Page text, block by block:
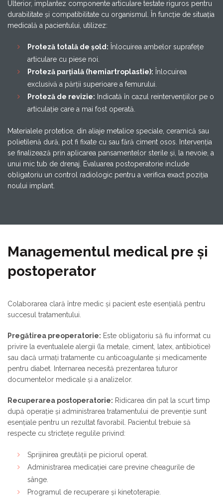
Ulterior, implantez componente articulare testate riguros pentru
durabilitate și compatibilitate cu organismul. În funcție de situația
medicală a pacientului, utilizez:
Proteză totală de șold: Înlocuirea ambelor suprafețe
articulare cu piese noi.
Proteză parțială (hemiartroplastie): Înlocuirea
exclusivă a părții superioare a femurului.
Proteză de revizie: Indicată în cazul reintervențiilor pe o
articulație care a mai fost operată.
Materialele protetice, din aliaje metalice speciale, ceramică sau
polietilenă dură, pot fi fixate cu sau fără ciment osos. Intervenția
se finalizează prin aplicarea pansamentelor sterile și, la nevoie, a
unui mic tub de drenaj. Evaluarea postoperatorie include
obligatoriu un control radiologic pentru a verifica exact poziția
noului implant.
Managementul medical pre și
postoperator
Colaborarea clară între medic și pacient este esențială pentru
succesul tratamentului.
Pregătirea preoperatorie: Este obligatoriu să fiu informat cu
privire la eventualele alergii (la metale, ciment, latex, antibiotice)
sau dacă urmați tratamente cu anticoagulante și medicamente
pentru diabet. Internarea necesită prezentarea tuturor
documentelor medicale și a analizelor.
Recuperarea postoperatorie: Ridicarea din pat la scurt timp
după operație și administrarea tratamentului de prevenție sunt
esențiale pentru un rezultat favorabil. Pacientul trebuie să
respecte cu strictețe regulile privind:
Sprijinirea greutății pe piciorul operat.
Administrarea medicației care previne cheagurile de
sânge.
Programul de recuperare și kinetoterapie.